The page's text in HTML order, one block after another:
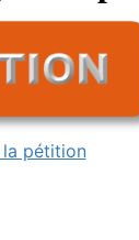
pétition